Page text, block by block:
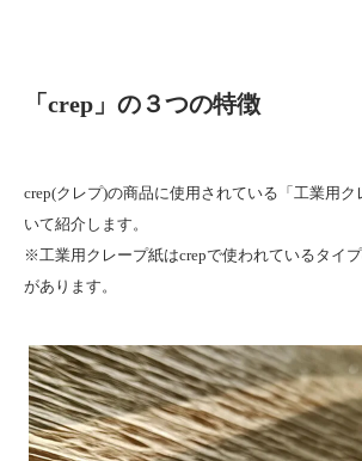
「crep」の３つの特徴
crep(クレプ)の商品に使用されている「工業用
いて紹介します。
※工業用クレープ紙はcrepで使われているタイ
があります。